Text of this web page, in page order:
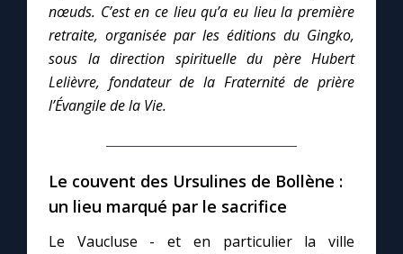
Questions-réponses
Prier au quotidien
L'Évangile chaque jour
Les premiers samedis du mois
nœuds. C’est en ce lieu qu’a eu lieu la première
retraite, organisée par les éditions du Gingko,
sous la direction spirituelle du père Hubert
Lelièvre, fondateur de la Fraternité de prière
l’Évangile de la Vie.
Le couvent des Ursulines de Bollène :
un lieu marqué par le sacrifice
Le Vaucluse - et en particulier la ville